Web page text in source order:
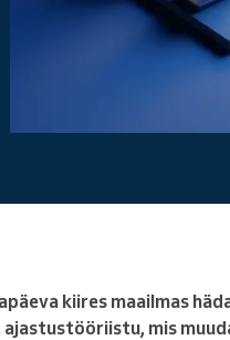
kiires maailmas
mis